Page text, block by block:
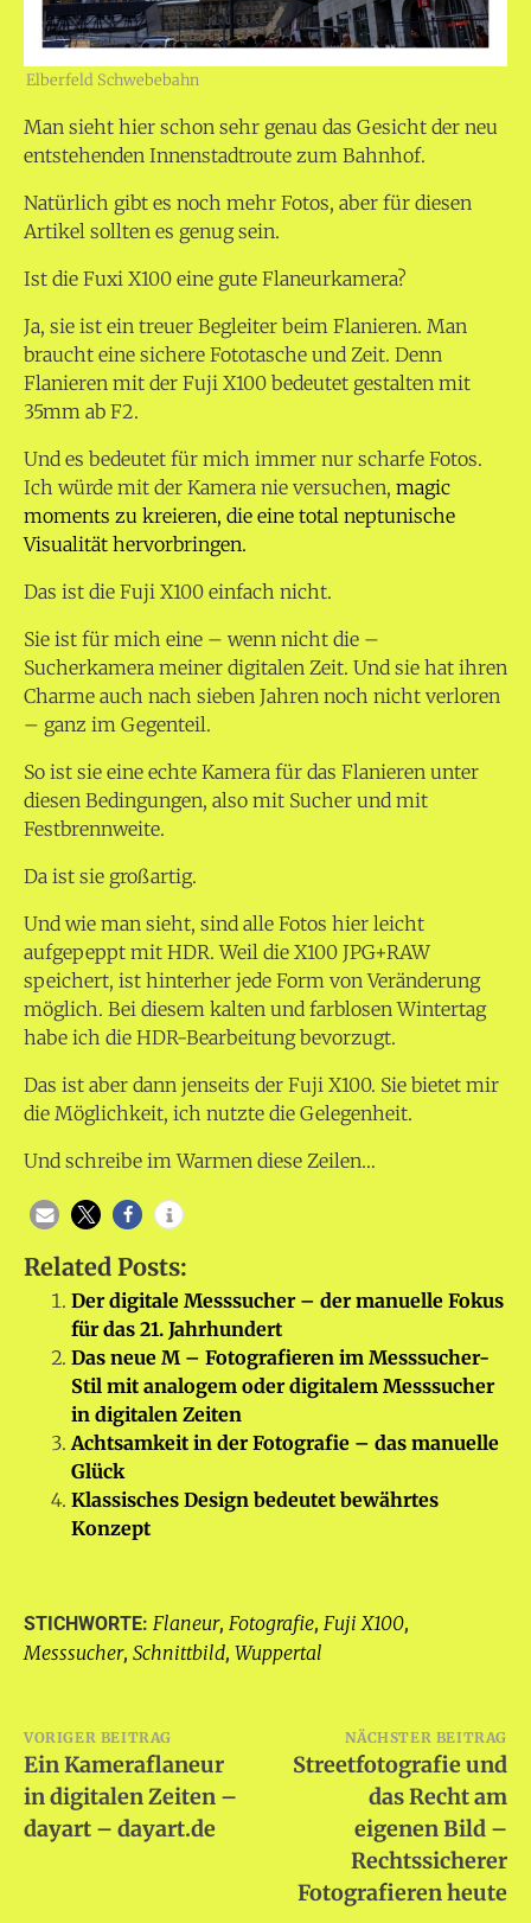
Elberfeld Schwebebahn
Man sieht hier schon sehr genau das Gesicht der neu
entstehenden Innenstadtroute zum Bahnhof.
Natürlich gibt es noch mehr Fotos, aber für diesen
Artikel sollten es genug sein.
Ist die Fuxi X100 eine gute Flaneurkamera?
Ja, sie ist ein treuer Begleiter beim Flanieren. Man
braucht eine sichere Fototasche und Zeit. Denn
Flanieren mit der Fuji X100 bedeutet gestalten mit
35mm ab F2.
Und es bedeutet für mich immer nur scharfe Fotos.
Ich würde mit der Kamera nie versuchen, magic
moments zu kreieren, die eine total neptunische
Visualität hervorbringen.
Das ist die Fuji X100 einfach nicht.
Sie ist für mich eine – wenn nicht die –
Sucherkamera meiner digitalen Zeit. Und sie hat ihren
Charme auch nach sieben Jahren noch nicht verloren
– ganz im Gegenteil.
So ist sie eine echte Kamera für das Flanieren unter
diesen Bedingungen, also mit Sucher und mit
Festbrennweite.
Da ist sie großartig.
Und wie man sieht, sind alle Fotos hier leicht
aufgepeppt mit HDR. Weil die X100 JPG+RAW
speichert, ist hinterher jede Form von Veränderung
möglich. Bei diesem kalten und farblosen Wintertag
habe ich die HDR-Bearbeitung bevorzugt.
Das ist aber dann jenseits der Fuji X100. Sie bietet mir
die Möglichkeit, ich nutzte die Gelegenheit.
Und schreibe im Warmen diese Zeilen…
Related Posts:
Der digitale Messsucher – der manuelle Fokus
für das 21. Jahrhundert
Das neue M – Fotografieren im Messsucher-
Stil mit analogem oder digitalem Messsucher
in digitalen Zeiten
Achtsamkeit in der Fotografie – das manuelle
Glück
Klassisches Design bedeutet bewährtes
Konzept
STICHWORTE: Flaneur, Fotografie, Fuji X100,
Messsucher, Schnittbild, Wuppertal
Beitragsnavigation
VORIGER BEITRAG
Ein Kameraflaneur
in digitalen Zeiten –
dayart – dayart.de
NÄCHSTER BEITRAG
Streetfotografie und
das Recht am
eigenen Bild –
Rechtssicherer
Fotografieren heute